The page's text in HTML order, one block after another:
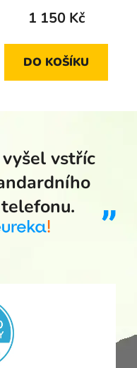
1 150 Kč
DO KOŠÍKU
vstříc